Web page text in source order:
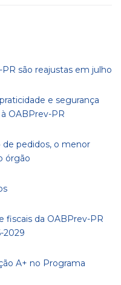
são reajustas em julho
e segurança
OABPrev-PR
de pedidos, o menor
órgão
fiscais da OABPrev-PR
2029
A+ no Programa